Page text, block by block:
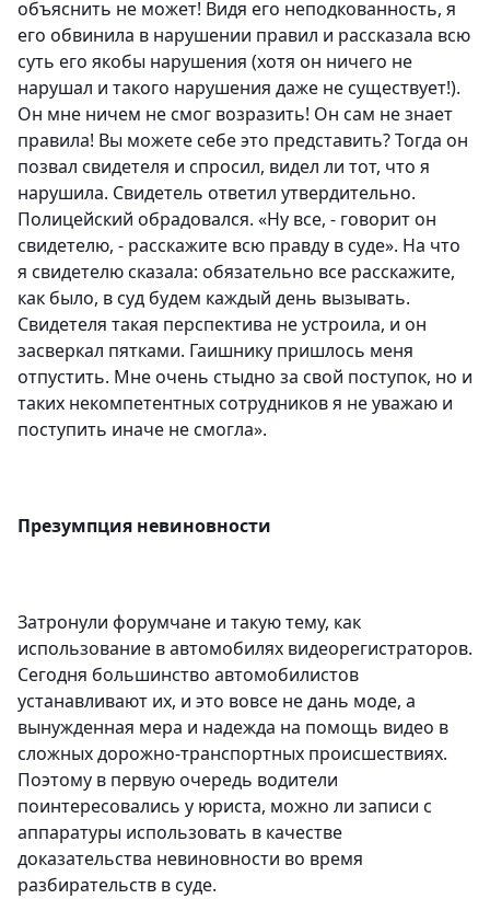
объяснить не может! Видя его неподкованность, я
его обвинила в нарушении правил и рассказала всю
суть его якобы нарушения (хотя он ничего не
нарушал и такого нарушения даже не существует!).
Он мне ничем не смог возразить! Он сам не знает
правила! Вы можете себе это представить? Тогда он
позвал свидетеля и спросил, видел ли тот, что я
нарушила. Свидетель ответил утвердительно.
Полицейский обрадовался. «Ну все, - говорит он
свидетелю, - расскажите всю правду в суде». На что
я свидетелю сказала: обязательно все расскажите,
как было, в суд будем каждый день вызывать.
Свидетеля такая перспектива не устроила, и он
засверкал пятками. Гаишнику пришлось меня
отпустить. Мне очень стыдно за свой поступок, но и
таких некомпетентных сотрудников я не уважаю и
поступить иначе не смогла».
Презумпция невиновности
Затронули форумчане и такую тему, как
использование в автомобилях видеорегистраторов.
Сегодня большинство автомобилистов
устанавливают их, и это вовсе не дань моде, а
вынужденная мера и надежда на помощь видео в
сложных дорожно-транспортных происшествиях.
Поэтому в первую очередь водители
поинтересовались у юриста, можно ли записи с
аппаратуры использовать в качестве
доказательства невиновности во время
разбирательств в суде.